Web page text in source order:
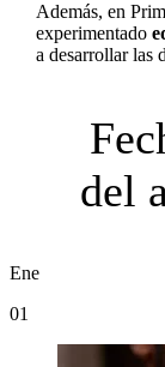
Además, en
experimentado
a desarrollar las
del
Ene
01